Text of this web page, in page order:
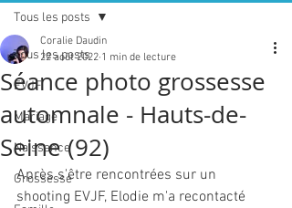
Tous les posts
EVJF
Mariage
Naissance
Grossesse
Tous les posts
Séance photo grossesse
automnale - Hauts-de-
Seine (92)
Coralie Daudin
22 août 2022 1 min de lecture
Après s'être rencontrées sur un
shooting EVJF, Elodie m'a recontacté